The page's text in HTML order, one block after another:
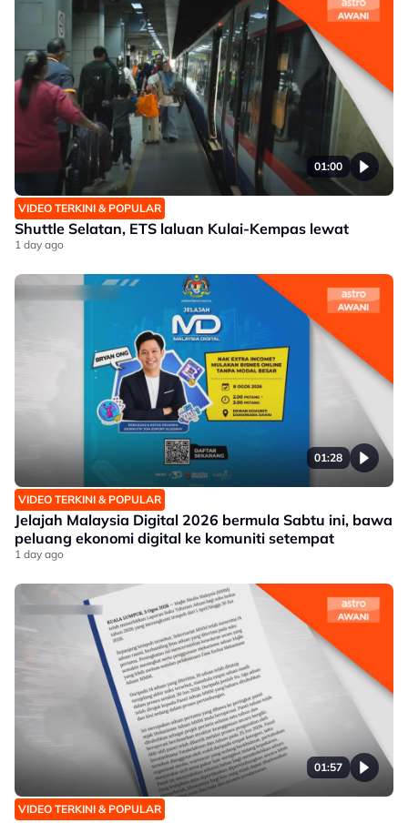
01:00
VIDEO TERKINI & POPULAR
Shuttle Selatan, ETS laluan Kulai-Kempas lewat
1 day ago
01:28
VIDEO TERKINI & POPULAR
Jelajah Malaysia Digital 2026 bermula Sabtu ini, bawa
peluang ekonomi digital ke komuniti setempat
1 day ago
01:57
VIDEO TERKINI & POPULAR